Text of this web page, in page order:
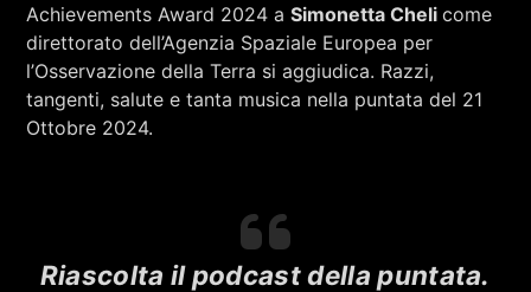
Achievements Award 2024 aSimonetta Chelicome
direttorato dell’Agenzia Spaziale Europea per
l’Osservazione della Terra si aggiudica. Razzi,
tangenti, salute e tanta musica nella puntata del 21
Ottobre 2024.
Riascolta il podcast della puntata.